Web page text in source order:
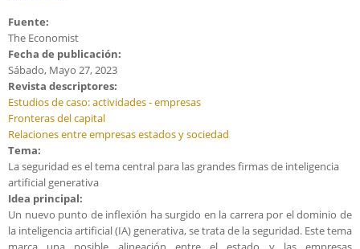
Fuente:
The Economist
Fecha de publicación:
Sábado, Mayo 27, 2023
Revista descriptores:
Estudios de caso: actividades - empresas
Fronteras del capital
Relaciones entre empresas estados y sociedad
Tema:
La seguridad es el tema central para las grandes firmas de inteligencia
artificial generativa
Idea principal:
Un nuevo punto de inflexión ha surgido en la carrera por el dominio de
la inteligencia artificial (IA) generativa, se trata de la seguridad. Este tema